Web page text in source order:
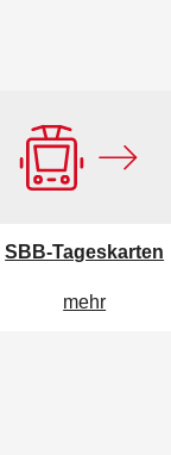
SBB-Tageskarten
mehr